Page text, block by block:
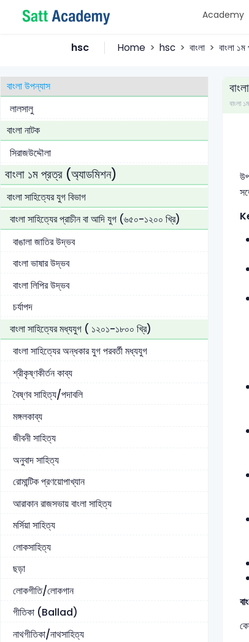
Academy
hsc Home hsc বাংলা বাংলা
এই পৃথিবীতে এক স্থান আছে
রক্তে আমার অনাদি অস্থি
বাংলা উপন্যাস
লালসালু
বাংলা নাটক
সিরাজউদ্দৌলা
বাংলা ১ম প্রত্র (অ্যাডমিশন)
বাংলা সাহিত্যের যুগ বিভাগ
বাংলা সাহিত্যের প্রাচীন বা আদি যুগ (৬৫০-১২০০ খ্রি)
বাঙালা জাতির উদ্ভব
বাংলা ভাষার উদ্ভব
বাংলা লিপির উদ্ভব
চর্যাপদ
বাংলা সাহিত্যের মধ্যযুগ ( ১২০১-১৮০০ খ্রি)
বাংলা সাহিত্যের অন্ধকার যুগ পরবর্তী মধ্যযুগ
শ্রীকৃষ্ণকীর্তন কাব্য
বৈষ্ণব সাহিত্য/পদাবলি
মঙ্গলকাব্য
জীবনী সাহিত্য
অনুবাদ সাহিত্য
রোমান্টিক প্রণয়োপাখ্যান
আরাকান রাজসভায় বাংলা সাহিত্য
মর্সিয়া সাহিত্য
লোকসাহিত্য
ছড়া
লোকগীতি/লোকগান
গীতিকা (Ballad)
নাথগীতিকা/নাথসাহিত্য
বাংলা